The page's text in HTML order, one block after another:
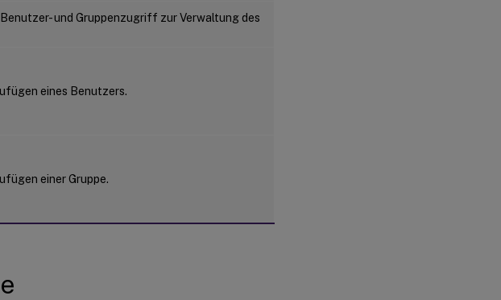
und Gruppenzugriff zur Verwaltung des
eines Benutzers.
einer Gruppe.